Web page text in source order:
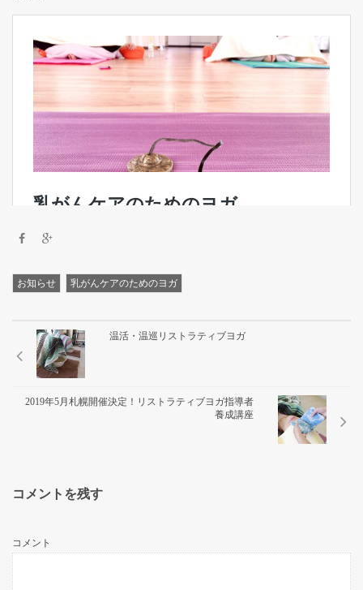
*YogArt*
YogArtギャラリー
脳と身体を休めるヨガ
リストラティブヨガ１Day講座
対面（札幌）リクエスト開催・リ
養成講座 受講生の声
乳がんのためのヨガ
お知らせ 乳がんケアのためのヨガ
温活・温巡リストラティブヨガ
2019年5月札幌開催決定！リストラティブヨガ指導者
養成講座
コメントを残す
コメント